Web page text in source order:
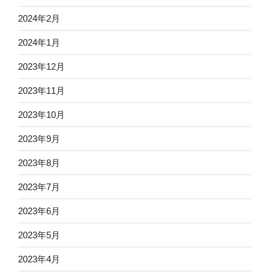
2024年2月
2024年1月
2023年12月
2023年11月
2023年10月
2023年9月
2023年8月
2023年7月
2023年6月
2023年5月
2023年4月